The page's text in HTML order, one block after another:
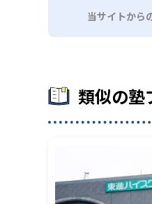
当サイトから
類似の塾